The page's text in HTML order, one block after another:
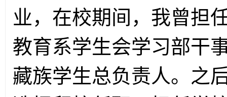
业，在校期间，我曾担
教育系学生会学习部干
藏族学生总负责人。之